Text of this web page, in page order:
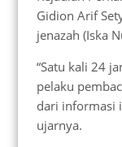
Gidion Arif
jenazah (Iska
“Satu kali 24
pelaku
dari informasi
ujarnya.